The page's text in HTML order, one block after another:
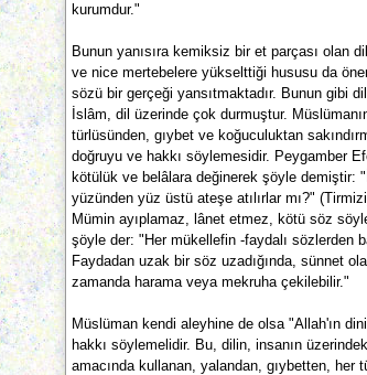
kurumdur."
Bunun yanısıra kemiksiz bir et parçası olan
ve nice mertebelere yükselttiği hususu da
sözü bir gerçeği yansıtmaktadır. Bunun gibi
İslâm, dil üzerinde çok durmuştur.
türlüsünden, gıybet ve koğuculuktan
doğruyu ve hakkı söylemesidir. Peygamber
kötülük ve belâlara değinerek şöyle demiştir:
yüzünden yüz üstü ateşe atılırlar mı?"
Mümin ayıplamaz, lânet etmez, kötü söz
şöyle der: "Her mükellefin -faydalı sözlerden
Faydadan uzak bir söz uzadığında, sünnet
zamanda harama veya mekruha çekilebilir."
Müslüman kendi aleyhine de olsa "Allah'ın
hakkı söylemelidir. Bu, dilin, insanın
amacında kullanan, yalandan, gıybetten, her